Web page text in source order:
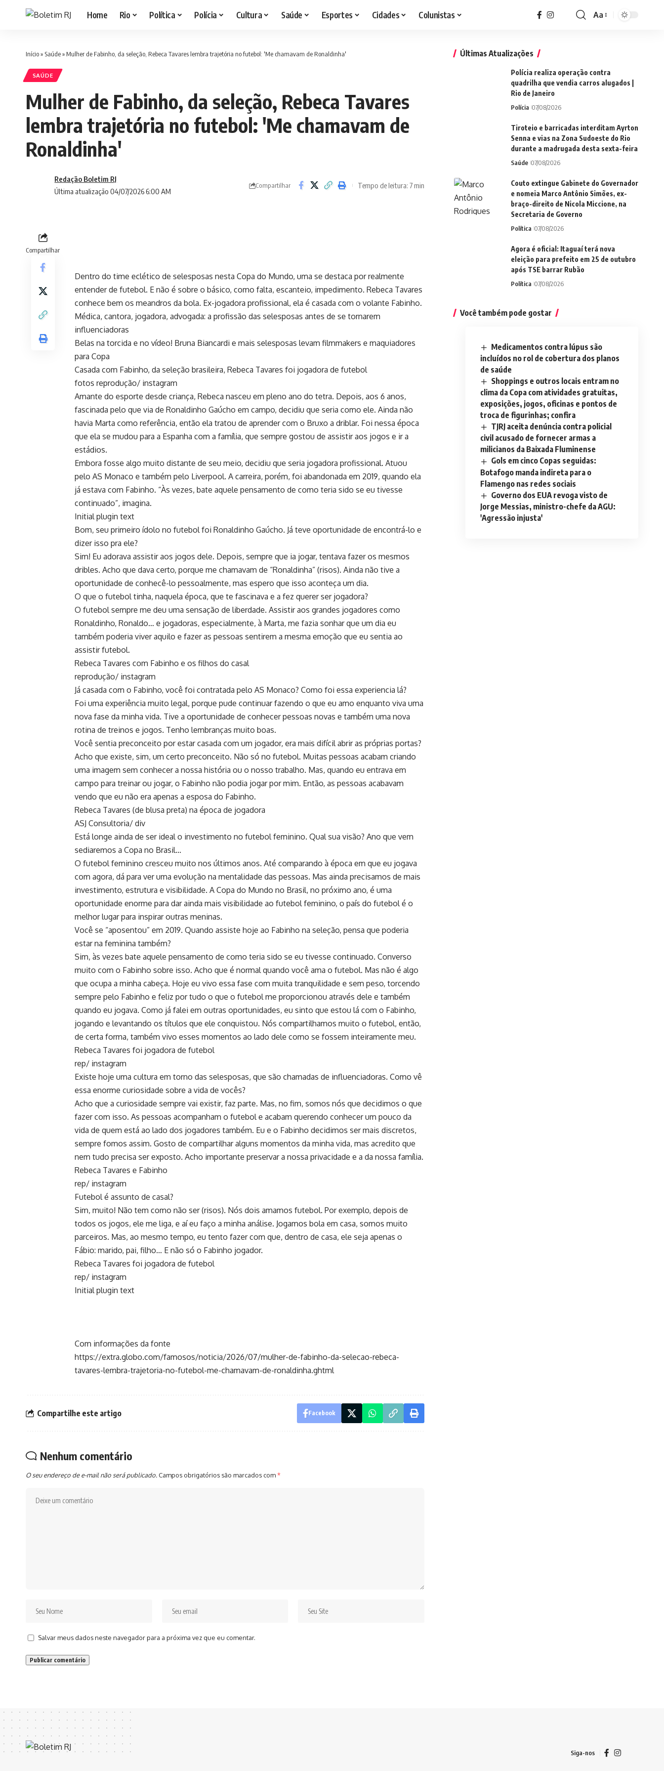
Home Rio Política Polícia Cultura Saúde Esportes Cidades Colunistas
Font
Aa
Início» Saúde» Mulher de Fabinho, da seleção, Rebeca Tavares lembra trajetória no futebol: 'Me chamavam de Ronaldinha'
SAÚDE
Mulher de Fabinho, da seleção, Rebeca Tavares
lembra trajetória no futebol: 'Me chamavam de
Ronaldinha'
Última atualização 04/07/2026 6:00 AM
Redação Boletim RJ
Compartilhar Tempo de leitura: 7 min
Compartilhar
Dentro do time eclético de selesposas nesta Copa do Mundo, uma se destaca por realmente
entender de futebol. E não é sobre o básico, como falta, escanteio, impedimento. Rebeca Tavares
conhece bem os meandros da bola. Ex-jogadora profissional, ela é casada com o volante Fabinho.
Médica, cantora, jogadora, advogada: a profissão das selesposas antes de se tornarem
influenciadoras
Belas na torcida e no vídeo! Bruna Biancardi e mais selesposas levam filmmakers e maquiadores
para Copa
Casada com Fabinho, da seleção brasileira, Rebeca Tavares foi jogadora de futebol
fotos reprodução/ instagram
Amante do esporte desde criança, Rebeca nasceu em pleno ano do tetra. Depois, aos 6 anos,
fascinada pelo que via de Ronaldinho Gaúcho em campo, decidiu que seria como ele. Ainda não
havia Marta como referência, então ela tratou de aprender com o Bruxo a driblar. Foi nessa época
que ela se mudou para a Espanha com a família, que sempre gostou de assistir aos jogos e ir a
estádios.
Embora fosse algo muito distante de seu meio, decidiu que seria jogadora profissional. Atuou
pelo AS Monaco e também pelo Liverpool. A carreira, porém, foi abandonada em 2019, quando ela
já estava com Fabinho. “Às vezes, bate aquele pensamento de como teria sido se eu tivesse
continuado”, imagina.
Initial plugin text
Bom, seu primeiro ídolo no futebol foi Ronaldinho Gaúcho. Já teve oportunidade de encontrá-lo e
dizer isso pra ele?
Sim! Eu adorava assistir aos jogos dele. Depois, sempre que ia jogar, tentava fazer os mesmos
dribles. Acho que dava certo, porque me chamavam de “Ronaldinha” (risos). Ainda não tive a
oportunidade de conhecê-lo pessoalmente, mas espero que isso aconteça um dia.
O que o futebol tinha, naquela época, que te fascinava e a fez querer ser jogadora?
O futebol sempre me deu uma sensação de liberdade. Assistir aos grandes jogadores como
Ronaldinho, Ronaldo… e jogadoras, especialmente, à Marta, me fazia sonhar que um dia eu
também poderia viver aquilo e fazer as pessoas sentirem a mesma emoção que eu sentia ao
assistir futebol.
Rebeca Tavares com Fabinho e os filhos do casal
reprodução/ instagram
Já casada com o Fabinho, você foi contratada pelo AS Monaco? Como foi essa experiencia lá?
Foi uma experiência muito legal, porque pude continuar fazendo o que eu amo enquanto viva uma
nova fase da minha vida. Tive a oportunidade de conhecer pessoas novas e também uma nova
rotina de treinos e jogos. Tenho lembranças muito boas.
Você sentia preconceito por estar casada com um jogador, era mais difícil abrir as próprias portas?
Acho que existe, sim, um certo preconceito. Não só no futebol. Muitas pessoas acabam criando
uma imagem sem conhecer a nossa história ou o nosso trabalho. Mas, quando eu entrava em
campo para treinar ou jogar, o Fabinho não podia jogar por mim. Então, as pessoas acabavam
vendo que eu não era apenas a esposa do Fabinho.
Rebeca Tavares (de blusa preta) na época de jogadora
ASJ Consultoria/ div
Está longe ainda de ser ideal o investimento no futebol feminino. Qual sua visão? Ano que vem
sediaremos a Copa no Brasil…
O futebol feminino cresceu muito nos últimos anos. Até comparando à época em que eu jogava
com agora, dá para ver uma evolução na mentalidade das pessoas. Mas ainda precisamos de mais
investimento, estrutura e visibilidade. A Copa do Mundo no Brasil, no próximo ano, é uma
oportunidade enorme para dar ainda mais visibilidade ao futebol feminino, o país do futebol é o
melhor lugar para inspirar outras meninas.
Você se “aposentou” em 2019. Quando assiste hoje ao Fabinho na seleção, pensa que poderia
estar na feminina também?
Sim, às vezes bate aquele pensamento de como teria sido se eu tivesse continuado. Converso
muito com o Fabinho sobre isso. Acho que é normal quando você ama o futebol. Mas não é algo
que ocupa a minha cabeça. Hoje eu vivo essa fase com muita tranquilidade e sem peso, torcendo
sempre pelo Fabinho e feliz por tudo o que o futebol me proporcionou através dele e também
quando eu jogava. Como já falei em outras oportunidades, eu sinto que estou lá com o Fabinho,
jogando e levantando os títulos que ele conquistou. Nós compartilhamos muito o futebol, então,
de certa forma, também vivo esses momentos ao lado dele como se fossem inteiramente meu.
Rebeca Tavares foi jogadora de futebol
rep/ instagram
Existe hoje uma cultura em torno das selesposas, que são chamadas de influenciadoras. Como vê
essa enorme curiosidade sobre a vida de vocês?
Acho que a curiosidade sempre vai existir, faz parte. Mas, no fim, somos nós que decidimos o que
fazer com isso. As pessoas acompanham o futebol e acabam querendo conhecer um pouco da
vida de quem está ao lado dos jogadores também. Eu e o Fabinho decidimos ser mais discretos,
sempre fomos assim. Gosto de compartilhar alguns momentos da minha vida, mas acredito que
nem tudo precisa ser exposto. Acho importante preservar a nossa privacidade e a da nossa família.
Rebeca Tavares e Fabinho
rep/ instagram
Futebol é assunto de casal?
Sim, muito! Não tem como não ser (risos). Nós dois amamos futebol. Por exemplo, depois de
todos os jogos, ele me liga, e aí eu faço a minha análise. Jogamos bola em casa, somos muito
parceiros. Mas, ao mesmo tempo, eu tento fazer com que, dentro de casa, ele seja apenas o
Fábio: marido, pai, filho… E não só o Fabinho jogador.
Rebeca Tavares foi jogadora de futebol
rep/ instagram
Initial plugin text
Com informações da fonte
https://extra.globo.com/famosos/noticia/2026/07/mulher-de-fabinho-da-selecao-rebeca-
tavares-lembra-trajetoria-no-futebol-me-chamavam-de-ronaldinha.ghtml
Compartilhe este artigo Facebook
Nenhum comentário
O seu endereço de e-mail não será publicado. Campos obrigatórios são marcados com*
Salvar meus dados neste navegador para a próxima vez que eu comentar.
Últimas Atualizações
Polícia realiza operação contra
quadrilha que vendia carros alugados |
Rio de Janeiro
Polícia 07/08/2026
Tiroteio e barricadas interditam Ayrton
Senna e vias na Zona Sudoeste do Rio
durante a madrugada desta sexta-feira
Saúde 07/08/2026
Couto extingue Gabinete do Governador
e nomeia Marco Antônio Simões, ex-
braço-direito de Nicola Miccione, na
Secretaria de Governo
Política 07/08/2026
Agora é oficial: Itaguaí terá nova
eleição para prefeito em 25 de outubro
após TSE barrar Rubão
Política 07/08/2026
Você também pode gostar
Medicamentos contra lúpus são
incluídos no rol de cobertura dos planos
de saúde
Shoppings e outros locais entram no
clima da Copa com atividades gratuitas,
exposições, jogos, oficinas e pontos de
troca de figurinhas; confira
TJRJ aceita denúncia contra policial
civil acusado de fornecer armas a
milicianos da Baixada Fluminense
Gols em cinco Copas seguidas:
Botafogo manda indireta para o
Flamengo nas redes sociais
Governo dos EUA revoga visto de
Jorge Messias, ministro-chefe da AGU:
'Agressão injusta'
Siga-nos